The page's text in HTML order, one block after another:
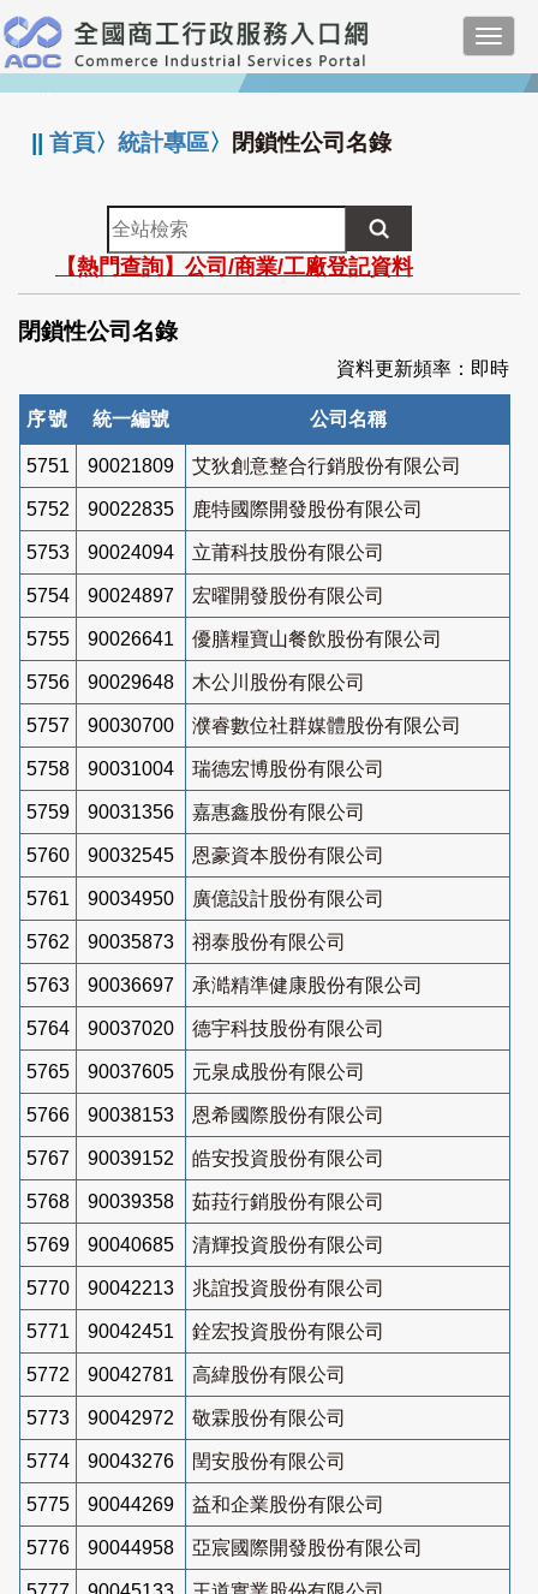
跳
到
主
要
:::
||首頁〉統計專區〉 閉鎖性公司名錄
全
站
檢
索
【熱門查詢】公司/商業/工廠登記資料
閉鎖性公司名錄
資料更新頻率：即時
序號 統一編號 公司名稱
5751 90021809 艾狄創意整合行銷股份有限公司
5752 90022835 鹿特國際開發股份有限公司
5753 90024094 立莆科技股份有限公司
5754 90024897 宏曜開發股份有限公司
5755 90026641 優膳糧寶山餐飲股份有限公司
5756 90029648 木公川股份有限公司
5757 90030700 濮睿數位社群媒體股份有限公司
5758 90031004 瑞德宏博股份有限公司
5759 90031356 嘉惠鑫股份有限公司
5760 90032545 恩豪資本股份有限公司
5761 90034950 廣億設計股份有限公司
5762 90035873 祤泰股份有限公司
5763 90036697 承澔精準健康股份有限公司
5764 90037020 德宇科技股份有限公司
5765 90037605 元泉成股份有限公司
5766 90038153 恩希國際股份有限公司
5767 90039152 皓安投資股份有限公司
5768 90039358 茹菈行銷股份有限公司
5769 90040685 清輝投資股份有限公司
5770 90042213 兆誼投資股份有限公司
5771 90042451 銓宏投資股份有限公司
5772 90042781 高緯股份有限公司
5773 90042972 敬霖股份有限公司
5774 90043276 閏安股份有限公司
5775 90044269 益和企業股份有限公司
5776 90044958 亞宸國際開發股份有限公司